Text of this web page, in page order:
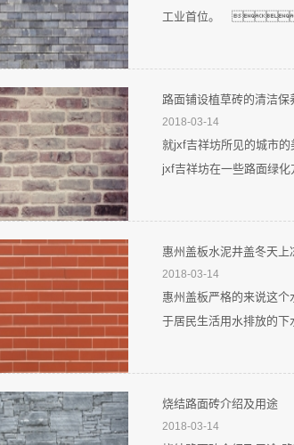
工业首位。
路面铺设植草砖的清洁保
2018-03-14
就jxf吉祥坊所见的城市的
jxf吉祥坊在一些路面绿
惠州盖板水泥井盖冬天上
2018-03-14
惠州盖板严格的来说这
于居民生活用水排放的
烧结路面砖介绍及用途
2018-03-14